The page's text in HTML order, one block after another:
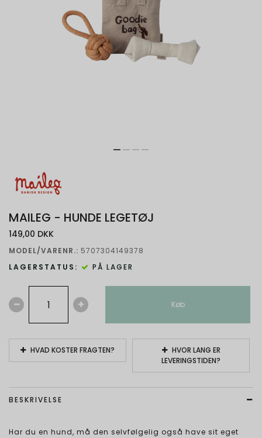
MAILEG - HUNDE LEGETØJ
149,00 DKK
MODEL/VARENR.: 5707304149378
LAGERSTATUS:
PÅ LAGER
Køb
HVAD KOSTER FRAGTEN?
HVOR LANG ER
LEVERINGSTIDEN?
BESKRIVELSE
Har du en hund, må den selvfølgelig også have sit eget